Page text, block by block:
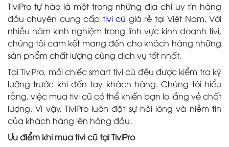
TiviPro tự hào là một trong những địa chỉ uy tín hàng
đầu chuyên cung cấp tivi cũ giá rẻ tại Việt Nam. Với
nhiều năm kinh nghiệm trong lĩnh vực kinh doanh tivi,
chúng tôi cam kết mang đến cho khách hàng những
sản phẩm chất lượng cùng dịch vụ tốt nhất.
Tại TiviPro, mỗi chiếc smart tivi cũ đều được kiểm tra kỹ
lưỡng trước khi đến tay khách hàng. Chúng tôi hiểu
rằng, việc mua tivi cũ có thể khiến bạn lo lắng về chất
lượng. Vì vậy, TiviPro luôn đặt sự hài lòng và niềm tin
của khách hàng lên hàng đầu.
Ưu điểm khi mua tivi cũ tại TiviPro